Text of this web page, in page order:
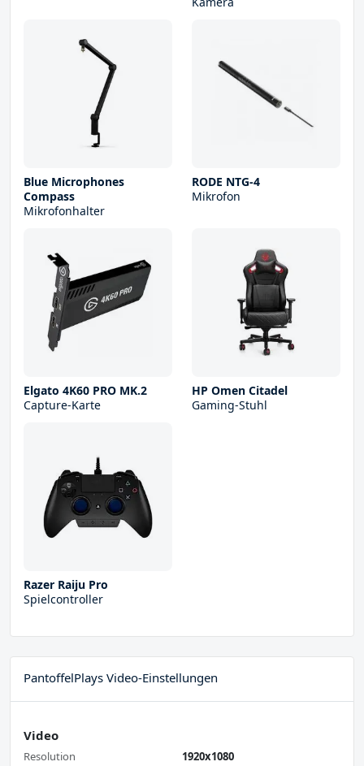
Blue Microphones
Compass
Mikrofonhalter
RODE NTG-4
Mikrofon
Elgato 4K60 PRO MK.2
Capture-Karte
HP Omen Citadel
Gaming-Stuhl
Razer Raiju Pro
Spielcontroller
PantoffelPlays Video-Einstellungen
Video
Resolution
1920x1080